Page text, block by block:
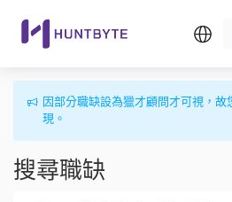
因部分職缺設為獵才顧問才可視，
現。
搜尋職缺